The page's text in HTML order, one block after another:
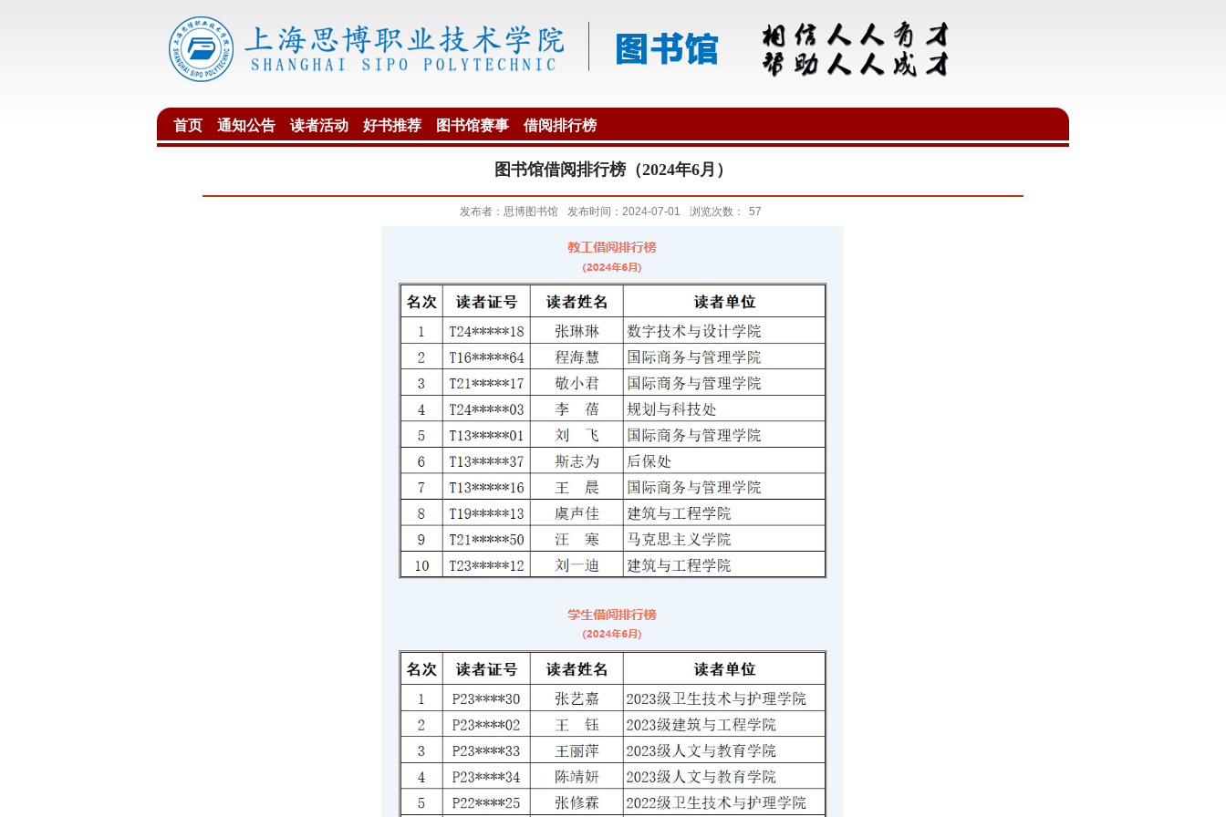
首页 通知公告 读者活动 好书推荐 图书馆赛事 借阅排行榜
图书馆借阅排行榜（2024年6月）
发布者：思博图书馆 发布时间：2024-07-01 浏览次数： 57